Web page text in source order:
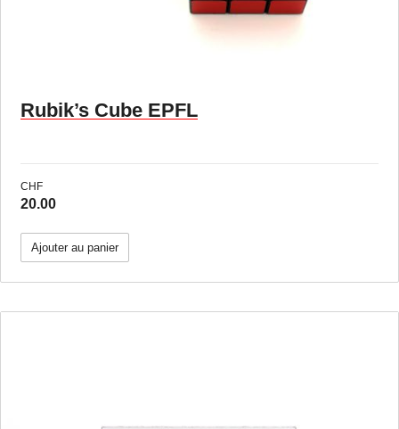
Rubik’s Cube EPFL
CHF
20.00
Ajouter au panier